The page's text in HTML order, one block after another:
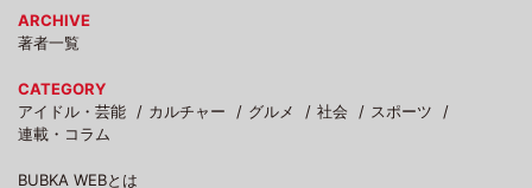
ARCHIVE
著者一覧
CATEGORY
アイドル・芸能
カルチャー グルメ 社会
スポーツ
連載・コラム
BUBKA WEBとは